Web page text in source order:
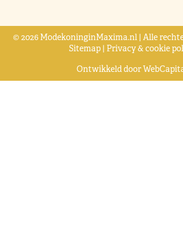
© 2026 ModekoninginMaxima.nl | Alle
Sitemap | Privacy & cookie
Ontwikkeld door